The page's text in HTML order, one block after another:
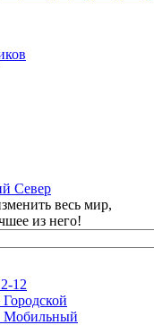
весь мир,
из него!
12
Городской
Мобильный